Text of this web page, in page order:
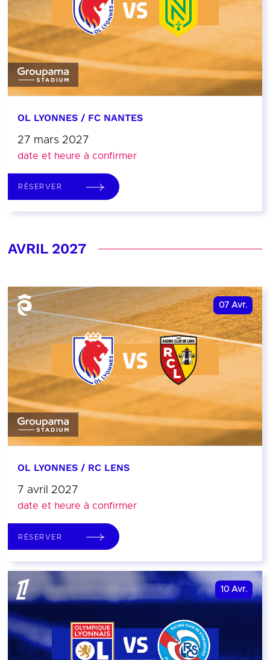
OL LYONNES / FC NANTES
27 mars 2027
date et heure à confirmer
RÉSERVER
AVRIL 2027
07 Avr.
OL LYONNES / RC LENS
7 avril 2027
date et heure à confirmer
RÉSERVER
10 Avr.